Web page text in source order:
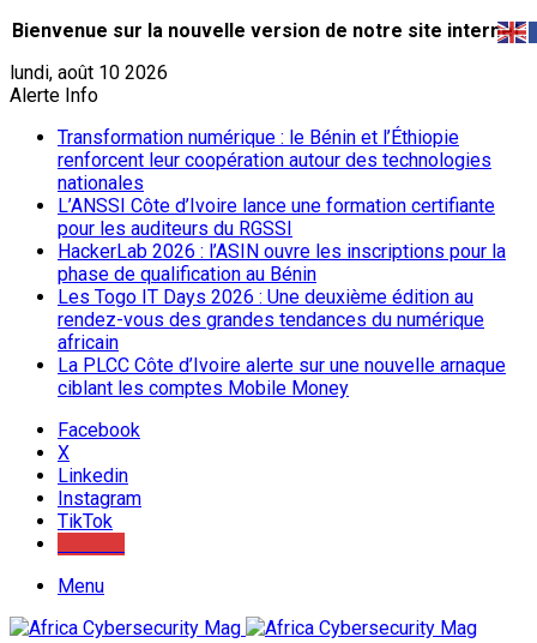
Bienvenue sur la nouvelle version de notre site internet.
lundi, août 10 2026
Alerte Info
Transformation numérique : le Bénin et l’Éthiopie
renforcent leur coopération autour des technologies
nationales
L’ANSSI Côte d’Ivoire lance une formation certifiante
pour les auditeurs du RGSSI
HackerLab 2026 : l’ASIN ouvre les inscriptions pour la
phase de qualification au Bénin
Les Togo IT Days 2026 : Une deuxième édition au
rendez-vous des grandes tendances du numérique
africain
La PLCC Côte d’Ivoire alerte sur une nouvelle arnaque
ciblant les comptes Mobile Money
Facebook
X
Linkedin
Instagram
TikTok
Menu